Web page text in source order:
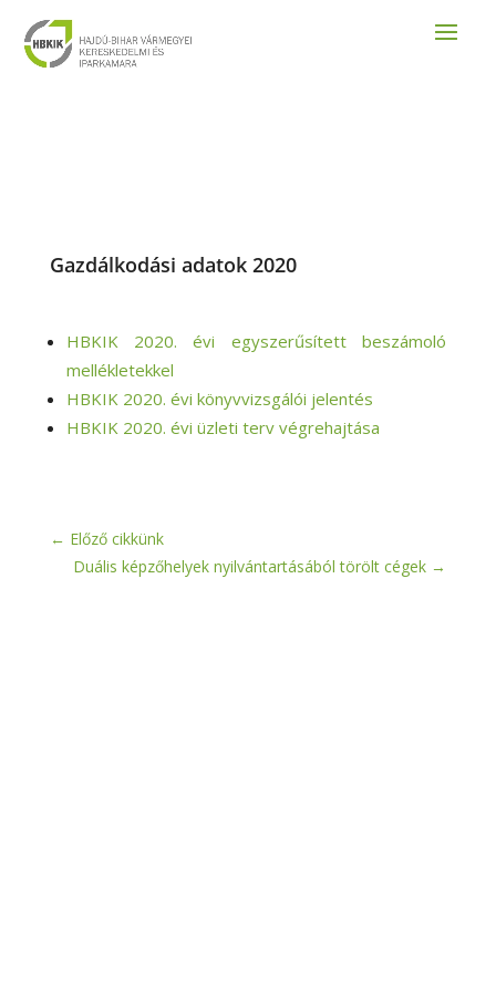
Gazdálkodási adatok 2020
HBKIK 2020. évi egyszerűsített beszámoló
mellékletekkel
HBKIK 2020. évi könyvvizsgálói jelentés
HBKIK 2020. évi üzleti terv végrehajtása
← Előző cikkünk
Duális képzőhelyek nyilvántartásából törölt cégek →